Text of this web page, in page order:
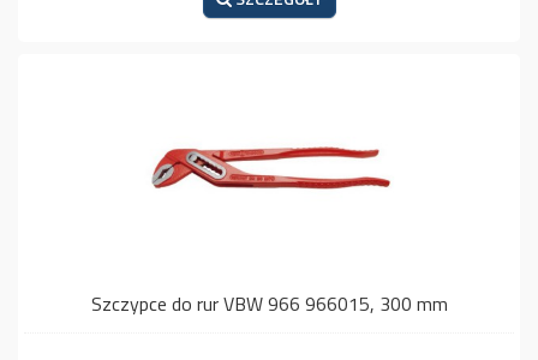
Szczypce do rur VBW 966 966015, 300 mm